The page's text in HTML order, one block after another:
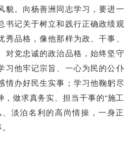
貌。向杨善洲同志学习，要进一
书记关于树立和践行正确政绩观
品格，像他那样为政、干事、
对党忠诚的政治品格，始终坚守
习他牢记宗旨、一心为民的公仆
情办好民生实事；学习他鞠躬尽
做求真务实、担当干事的“施工
淡泊名利的高尚情操，一身正